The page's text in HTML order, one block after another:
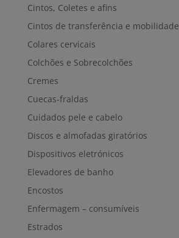
Cintos, Coletes e afins
Cintos de transferência e mobilidade
Colares cervicais
Colchões e Sobrecolchões
Cremes
Cuecas-fraldas
Cuidados pele e cabelo
Discos e almofadas giratórios
Dispositivos eletrónicos
Elevadores de banho
Encostos
Enfermagem – consumíveis
Estrados